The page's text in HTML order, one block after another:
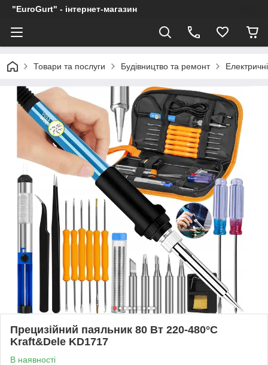
"EuroGurt" - інтернет-магазин
Товари та послуги Будівництво та ремонт
Прецизійний паяльник 80 Вт 220-480°C
Kraft&Dele KD1717
В наявності